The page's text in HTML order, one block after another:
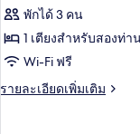
ของ
ห้อง
คลาส
สิ
พักได้ 3 คน
1 เตียงสำหรับสองท่า
Wi-Fi ฟรี
รายละเอียดเพิ่มเติม
ราย